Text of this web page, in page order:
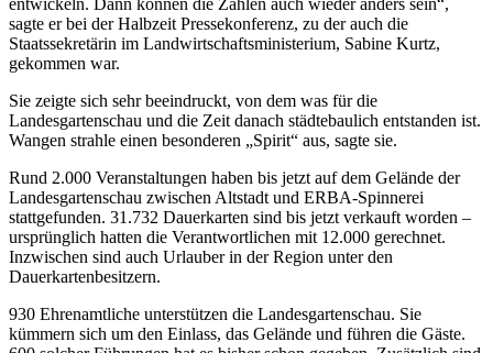
sagte er bei der Halbzeit Pressekonferenz, zu der auch die
Staatssekretärin im Landwirtschaftsministerium, Sabine Kurtz,
gekommen war.
Sie zeigte sich sehr beeindruckt, von dem was für die
Landesgartenschau und die Zeit danach städtebaulich entstanden ist.
Wangen strahle einen besonderen „Spirit“ aus, sagte sie.
Rund 2.000 Veranstaltungen haben bis jetzt auf dem Gelände der
Landesgartenschau zwischen Altstadt und ERBA-Spinnerei
stattgefunden. 31.732 Dauerkarten sind bis jetzt verkauft worden –
ursprünglich hatten die Verantwortlichen mit 12.000 gerechnet.
Inzwischen sind auch Urlauber in der Region unter den
Dauerkartenbesitzern.
930 Ehrenamtliche unterstützen die Landesgartenschau. Sie
kümmern sich um den Einlass, das Gelände und führen die Gäste.